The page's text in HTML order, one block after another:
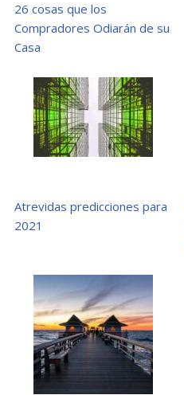
26 cosas que los
Compradores Odiarán de su
Casa
Atrevidas predicciones para
2021